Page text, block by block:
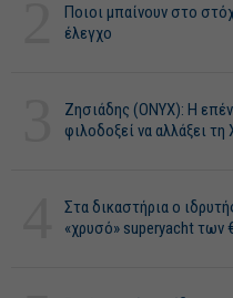
Ποιοι μπαίνουν στο
έλεγχο
Ζησιάδης (ONYX): Η
φιλοδοξεί να αλλάξει τη
Στα δικαστήρια ο
«χρυσό» superyacht των